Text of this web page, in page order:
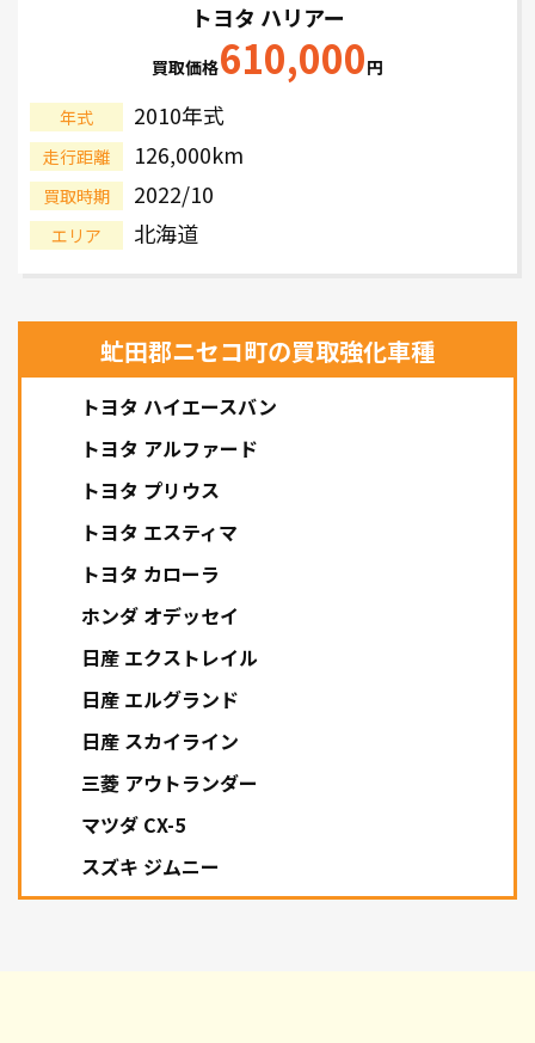
トヨタ ハリアー
買取価格610,000円
年式 2010年式
走行距離 126,000km
買取時期 2022/10
エリア 北海道
虻田郡ニセコ町の買取強化車種
トヨタ ハイエースバン
トヨタ アルファード
トヨタ プリウス
トヨタ エスティマ
トヨタ カローラ
ホンダ オデッセイ
日産 エクストレイル
日産 エルグランド
日産 スカイライン
三菱 アウトランダー
マツダ CX-5
スズキ ジムニー